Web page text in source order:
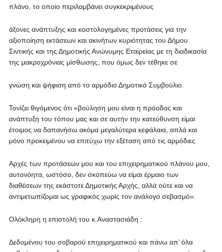
πλάνο, το οποίο περιλαμβάνει συγκεκριμένους
άξονες ανάπτυξης και κοστολογημένες προτάσεις για την
αξιοποίηση εκτάσεων και ακινήτων κυριότητας του Δήμου
Σιντικής και της Δημοτικής Ανώνυμης Εταιρείας με τη διαδικασία
της μακροχρόνιας μίσθωσης, που όμως δεν τέθηκε σε
γνώση και ψήφιση από το αρμόδιο Δημοτικό Συμβούλιο.
Τονίζει θιγόμενος ότι «βούληση μου είναι η πρόοδος και
ανάπτυξη του τόπου μας και σε αυτήν την κατεύθυνση είμαι
έτοιμος να δαπανήσω ακόμα μεγαλύτερα κεφάλαια, απλά και
μόνο προκειμένου να επιτύχω την εξέταση από τις αρμόδιες
Αρχές των προτάσεων μου και του επιχειρηματικού πλάνου μου,
αυτονόητα, ωστόσο, δεν σκοπεύω να είμαι έρμαιο των
διαθέσεων της εκάστοτε Δημοτικής Αρχής, αλλά ούτε και να
αντιμετωπίζομαι ως γραφικός χωρίς τον ανάλογο σεβασμό».
Ολόκληρη η επιστολή του κ.Αναστασιάδη :
Δεδομένου του σοβαρού επιχειρηματικού και πάνω απ’ όλα